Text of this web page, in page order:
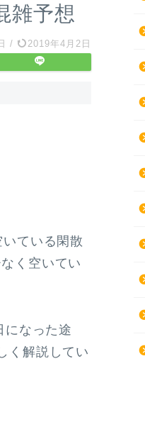
雑予想
/ 2019年4月2日
ている閑散
く空いてい
なった途
く解説してい